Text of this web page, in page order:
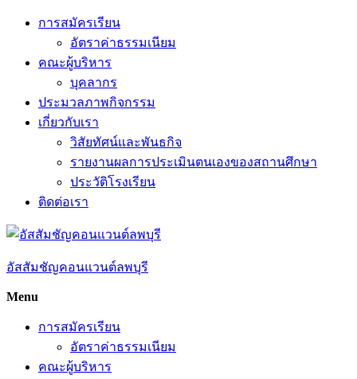
Skip
การสมัครเรียน
อัตราค่าธรรมเนียม
คณะผู้บริหาร
บุคลากร
ประมวลภาพกิจกรรม
เกี่ยวกับเรา
วิสัยทัศน์และพันธกิจ
รายงานผลการประเมินตนเองของสถานศึกษา
ประวัติโรงเรียน
ติดต่อเรา
อัสสัมชัญคอนแวนต์ลพบุรี
Menu
การสมัครเรียน
อัตราค่าธรรมเนียม
คณะผู้บริหาร